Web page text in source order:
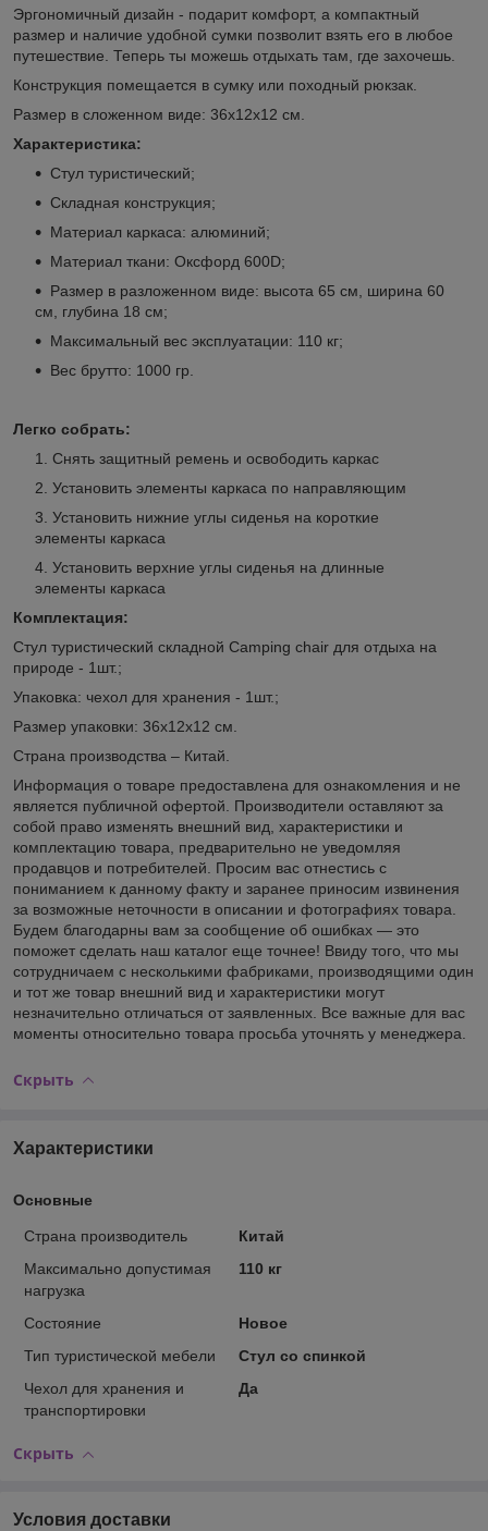
Эргономичный дизайн - подарит комфорт, а компактный
размер и наличие удобной сумки позволит взять его в любое
путешествие. Теперь ты можешь отдыхать там, где захочешь.
Конструкция помещается в сумку или походный рюкзак.
Размер в сложенном виде: 36х12х12 см.
Характеристика:
Стул туристический;
Складная конструкция;
Материал каркаса: алюминий;
Материал ткани: Оксфорд 600D;
Размер в разложенном виде: высота 65 см, ширина 60
см, глубина 18 см;
Максимальный вес эксплуатации: 110 кг;
Вес брутто: 1000 гр.
Легко собрать:
Снять защитный ремень и освободить каркас
Установить элементы каркаса по направляющим
Установить нижние углы сиденья на короткие
элементы каркаса
Установить верхние углы сиденья на длинные
элементы каркаса
Комплектация:
Стул туристический складной Camping chair для отдыха на
природе - 1шт.;
Упаковка: чехол для хранения - 1шт.;
Размер упаковки: 36х12х12 см.
Страна производства – Китай.
Информация о товаре предоставлена для ознакомления и не
является публичной офертой. Производители оставляют за
собой право изменять внешний вид, характеристики и
комплектацию товара, предварительно не уведомляя
продавцов и потребителей. Просим вас отнестись с
пониманием к данному факту и заранее приносим извинения
за возможные неточности в описании и фотографиях товара.
Будем благодарны вам за сообщение об ошибках — это
поможет сделать наш каталог еще точнее! Ввиду того, что мы
сотрудничаем с несколькими фабриками, производящими один
и тот же товар внешний вид и характеристики могут
незначительно отличаться от заявленных. Все важные для вас
моменты относительно товара просьба уточнять у менеджера.
Скрыть
Характеристики
Основные
Страна производитель
Китай
Максимально допустимая
нагрузка
110 кг
Состояние
Новое
Тип туристической мебели
Стул со спинкой
Чехол для хранения и
транспортировки
Да
Скрыть
Условия доставки